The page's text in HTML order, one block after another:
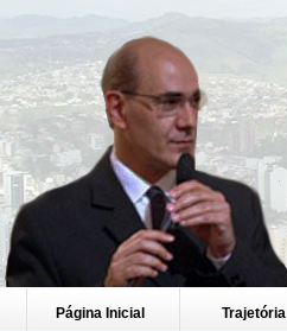
Página Inicial Trajetória